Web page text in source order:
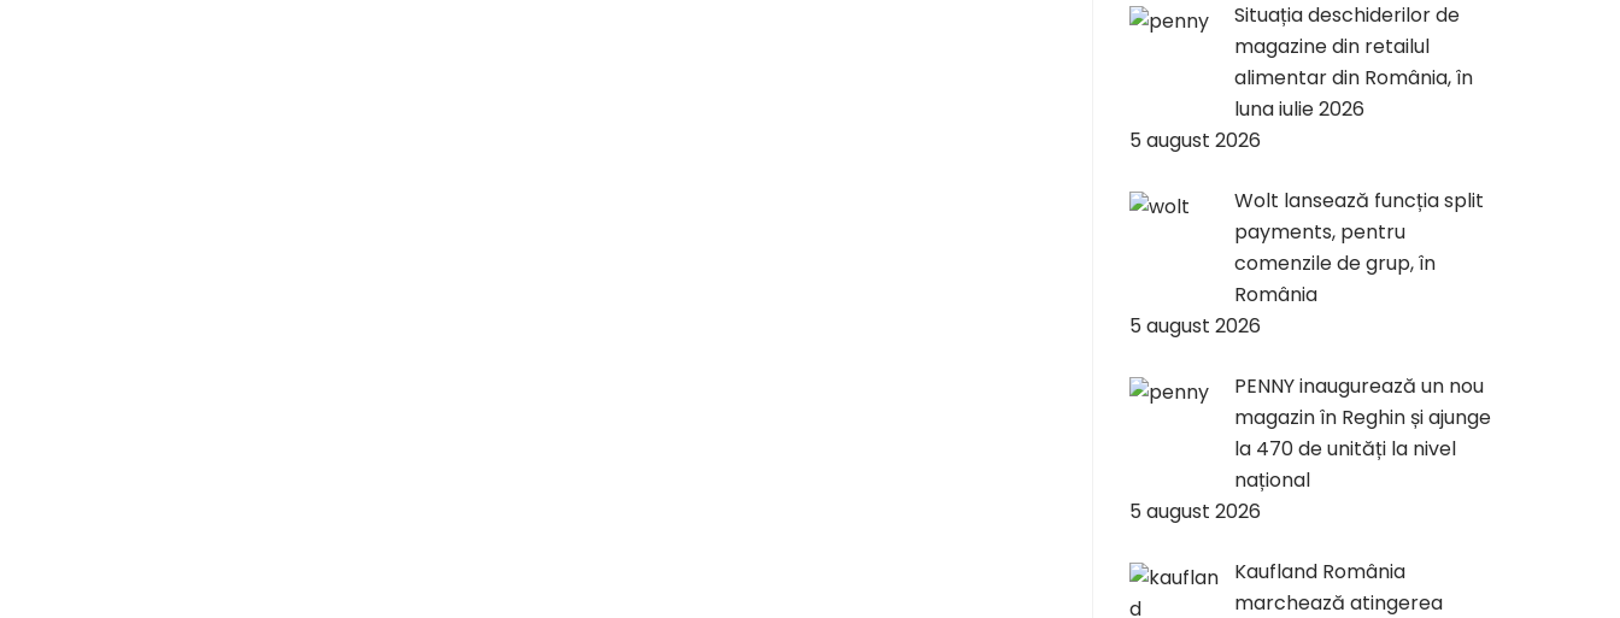
Situația deschiderilor de
magazine din retailul
alimentar din România, în
luna iulie 2026
5 august 2026
Wolt lansează funcția split
payments, pentru
comenzile de grup, în
România
5 august 2026
PENNY inaugurează un nou
magazin în Reghin și ajunge
la 470 de unități la nivel
național
5 august 2026
Kaufland România
marchează atingerea